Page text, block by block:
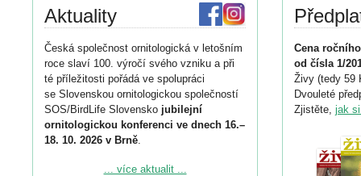
Aktuality
Česká společnost ornitologická v letošním
roce slaví 100. výročí svého vzniku a při
té příležitosti pořádá ve spolupráci
se Slovenskou ornitologickou společností
SOS/BirdLife Slovensko jubilejní
ornitologickou konferenci ve dnech 16.–
18. 10. 2026 v Brně.
Podrobnější informace ke konferenci
... více aktualit ...
Cena
od čísla 1/
Živy (tedy 59
Dvouleté
Zjistěte, jak